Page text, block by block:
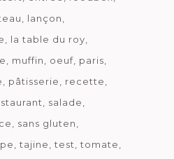
lançon
la table du roy
muffin oeuf paris
pâtisserie
recette
salade
sans gluten
tajine test
tomate